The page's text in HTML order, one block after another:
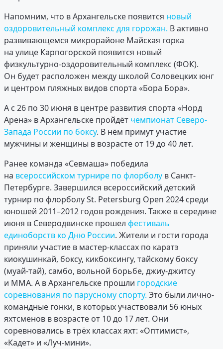
Напомним, что в Архангельске появится новый
оздоровительный комплекс для горожан. В активно
развивающемся микрорайоне Майская горка
на улице Карпогорской появится новый
физкультурно-оздоровительный комплекс (ФОК).
Он будет расположен между школой Соловецких юнг
и центром пляжных видов спорта «Бора Бора».
А с 26 по 30 июня в центре развития спорта «Норд
Арена» в Архангельске пройдёт чемпионат Северо-
Запада России по боксу. В нём примут участие
мужчины и женщины в возрасте от 19 до 40 лет.
Ранее команда «Севмаша» победила
на всероссийском турнире по флорболу в Санкт-
Петербурге. Завершился всероссийский детский
турнир по флорболу St. Petersburg Open 2024 среди
юношей 2011–2012 годов рождения. Также в середине
июня в Северодвинске прошел фестиваль
единоборств ко Дню России. Жители и гости города
приняли участие в мастер-классах по каратэ
киокушинкай, боксу, кикбоксингу, тайскому боксу
(муай-тай), самбо, вольной борьбе, джиу-джитсу
и ММА. А в Архангельске прошли городские
соревнования по парусному спорту. Это были лично-
командные гонки, в которых участвовали 56 юных
яхтсменов в возрасте от 10 до 17 лет. Они
соревновались в трёх классах яхт: «Оптимист»,
«Кадет» и «Луч-мини».